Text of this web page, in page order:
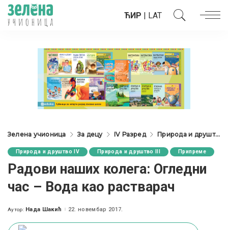
ЋИР | LAT
Зелена учионица За децу IV Разред Природа и друштво IV
Природа и друштво IV Природа и друштво III Припреме
Радови наших колега: Oгледни
час – Вода као растварач
Posted
Аутор: Нада Шакић 22. новембар 2017.